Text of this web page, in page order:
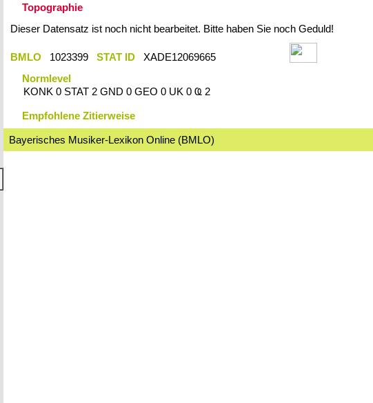
Topographie
Dieser Datensatz ist noch nicht bearbeitet. Bitte haben Sie noch Geduld!
BMLO 1023399 STAT ID
XADE12069665
Normlevel
KONK 0 STAT 2 GND 0 GEO 0 UK 0 Ҩ 2
Empfohlene Zitierweise
Bayerisches Musiker-Lexikon Online (BMLO)